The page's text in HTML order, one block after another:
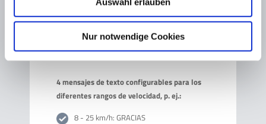
Nur notwendige Cookies
Cambio de color del LED verde/rojo
(amarillo/rojo)
El texto se puede editar libremente con
4 mensajes de texto configurables para los
diferentes rangos de velocidad, p. ej.:
8 - 25 km/h: GRACIAS